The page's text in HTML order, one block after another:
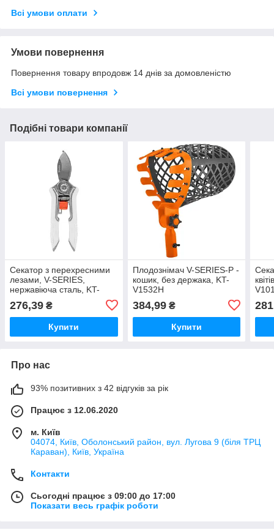
Всі умови оплати
Умови повернення
Повернення товару впродовж 14 днів за домовленістю
Всі умови повернення
Подібні товари компанії
Секатор з перехресними
лезами, V-SERIES,
нержавіюча сталь, KT-
276,39 ₴
Купити
Плодознімач V-SERIES-P -
кошик, без держака, KT-
V1532H
384,99₴
Купити
Про нас
93% позитивних з 42 відгуків за рік
Працює з 12.06.2020
м. Київ
04074, Київ, Оболонський район, вул. Лугова 9 (біля ТРЦ
Караван), Київ, Україна
Контакти
Сьогодні працює з 09:00 до 17:00
Показати весь графік роботи